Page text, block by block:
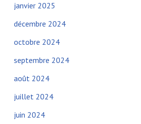
janvier 2025
décembre 2024
octobre 2024
septembre 2024
août 2024
juillet 2024
juin 2024